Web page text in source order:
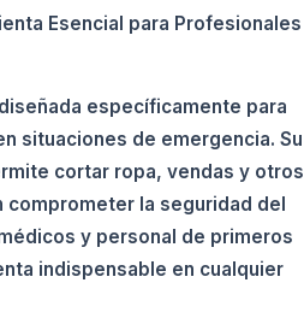
Esencial para Profesionales
específicamente para
situaciones de emergencia. Su
cortar ropa, vendas y otros
la seguridad del
y personal de primeros
indispensable en cualquier